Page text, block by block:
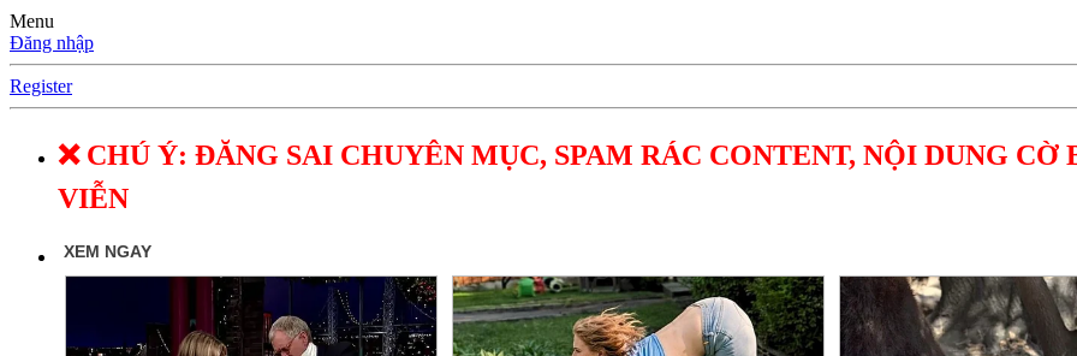
Menu
Đăng nhập
Register
❌ CHÚ Ý: ĐĂNG SAI CHUYÊN MỤC, SPAM RÁC CONTENT, NỘI DUNG
VIỄN